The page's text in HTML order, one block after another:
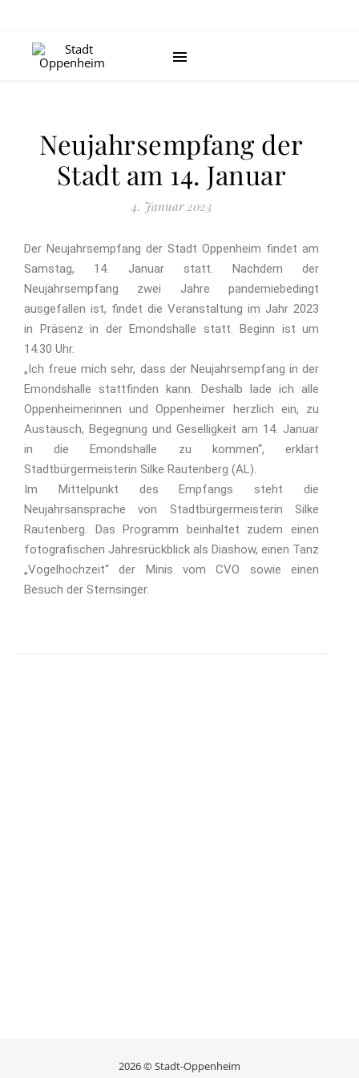
Neujahrsempfang der
Stadt am 14. Januar
4. Januar 2023
Der Neujahrsempfang der Stadt Oppenheim findet am
Samstag, 14. Januar statt. Nachdem der
Neujahrsempfang zwei Jahre pandemiebedingt
ausgefallen ist, findet die Veranstaltung im Jahr 2023
in Präsenz in der Emondshalle statt. Beginn ist um
14.30 Uhr.
„Ich freue mich sehr, dass der Neujahrsempfang in der
Emondshalle stattfinden kann. Deshalb lade ich alle
Oppenheimerinnen und Oppenheimer herzlich ein, zu
Austausch, Begegnung und Geselligkeit am 14. Januar
in die Emondshalle zu kommen“, erklärt
Stadtbürgermeisterin Silke Rautenberg (AL).
Im Mittelpunkt des Empfangs steht die
Neujahrsansprache von Stadtbürgermeisterin Silke
Rautenberg. Das Programm beinhaltet zudem einen
fotografischen Jahresrückblick als Diashow, einen Tanz
„Vogelhochzeit“ der Minis vom CVO sowie einen
Besuch der Sternsinger.
2026 © Stadt-Oppenheim